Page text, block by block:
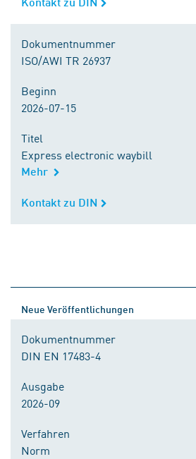
Dokumentnummer
ISO/AWI TR 26937
Beginn
2026-07-15
Titel
Express electronic waybill
Mehr
Kontakt zu DIN
Kontakt zu DIN
Neue Veröffentlichungen
Dokumentnummer
DIN EN 17483-4
Ausgabe
2026-09
Verfahren
Norm